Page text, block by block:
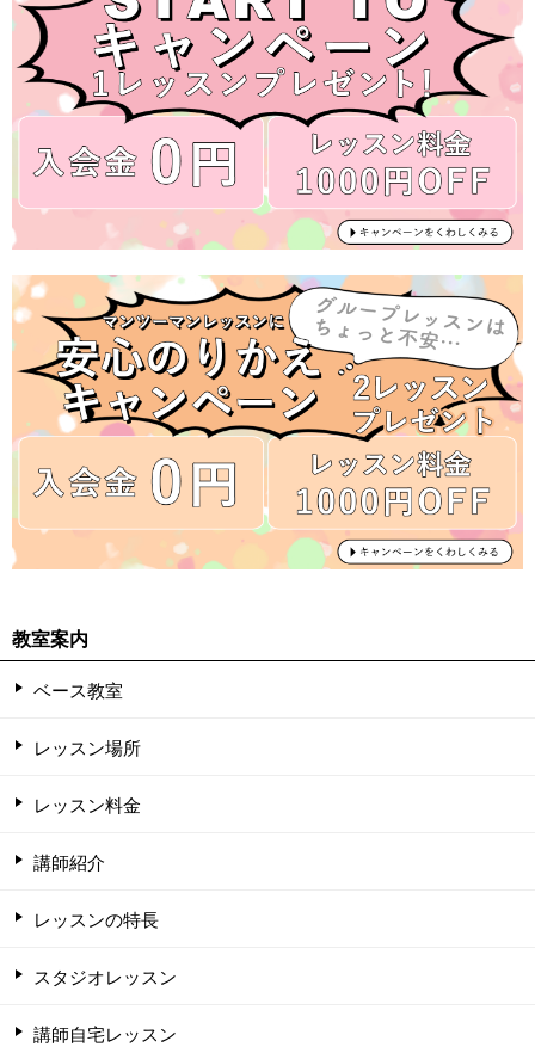
教室案内
ベース教室
レッスン場所
レッスン料金
講師紹介
レッスンの特長
スタジオレッスン
講師自宅レッスン